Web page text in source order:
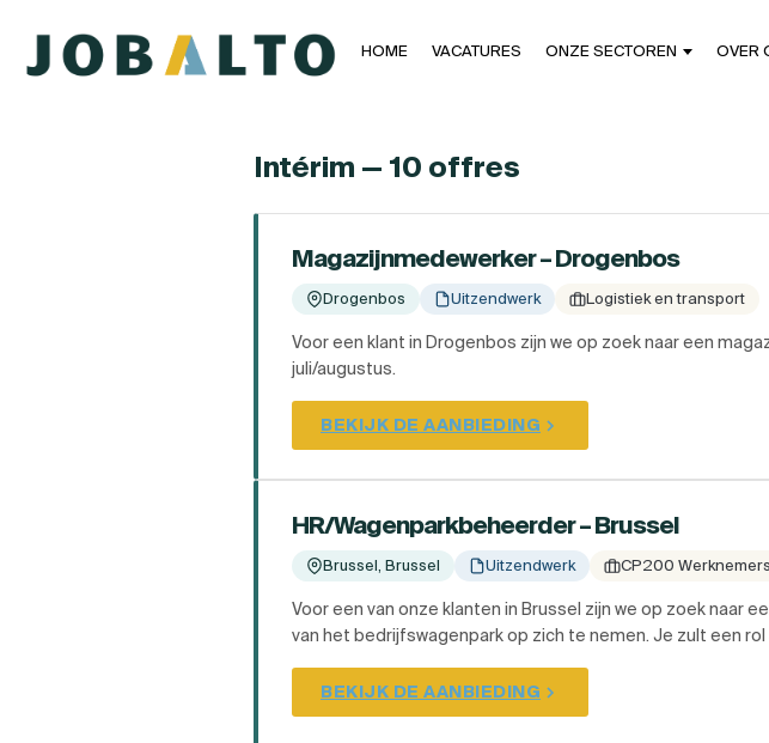
HOME VACATURES ONZE SECTOREN OVER
Intérim — 10 offres
Magazijnmedewerker – Drogenbos
Drogenbos Uitzendwerk Logistiek en transport
Voor een klant in Drogenbos zijn we op zoek naar een
juli/augustus.
BEKIJK DE AANBIEDING
HR/Wagenparkbeheerder – Brussel
Brussel, Brussel Uitzendwerk CP200 Werknemers
Voor een van onze klanten in Brussel zijn we op zoek naar
van het bedrijfswagenpark op zich te nemen. Je zult een rol
BEKIJK DE AANBIEDING